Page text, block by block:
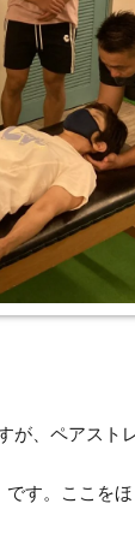
、ペアスト
す。ここを